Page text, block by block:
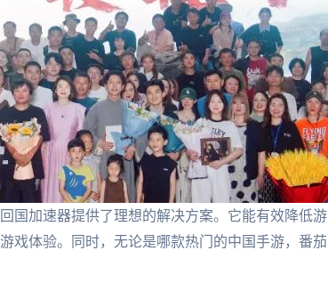
国加速器提供了理想的解决方案。它能有效降低游
戏体验。同时，无论是哪款热门的中国手游，番茄